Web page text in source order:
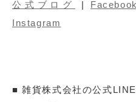
公式ブログ
| Facebook
Instagram
■ 雑貨株式会社の公式